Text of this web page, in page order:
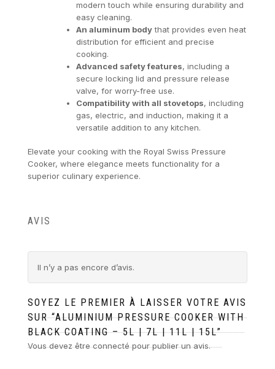
modern touch while ensuring durability and
easy cleaning.
An aluminum bodythat provides even heat
distribution for efficient and precise
cooking.
Advanced safety features, including a
secure locking lid and pressure release
valve, for worry-free use.
Compatibility with all stovetops, including
gas, electric, and induction, making it a
versatile addition to any kitchen.
Elevate your cooking with the Royal Swiss Pressure
Cooker, where elegance meets functionality for a
superior culinary experience.
AVIS
Il n’y a pas encore d’avis.
SOYEZ LE PREMIER À LAISSER VOTRE AVIS
SUR “ALUMINIUM PRESSURE COOKER WITH
BLACK COATING – 5L | 7L | 11L | 15L”
Vous devez êtreconnectépour publier un avis.